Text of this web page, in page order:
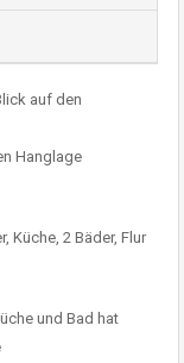
auf den
Hanglage
Küche, 2 Bäder, Flur
und Bad hat